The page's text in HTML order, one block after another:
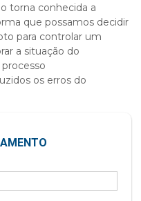
torna conhecida a
que possamos decidir
para controlar um
a situação do
os erros do